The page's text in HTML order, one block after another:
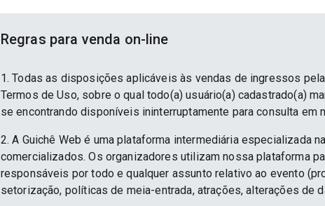
Regras para venda on-line
1. Todas as disposições aplicáveis às vendas de ingressos
Termos de Uso, sobre o qual todo(a) usuário(a) cadastrado(a)
se encontrando disponíveis ininterruptamente para consulta em
2. A Guichê Web é uma plataforma intermediária especializada
comercializados. Os organizadores utilizam nossa plataforma
responsáveis por todo e qualquer assunto relativo ao evento
setorização, políticas de meia-entrada, atrações, alterações de